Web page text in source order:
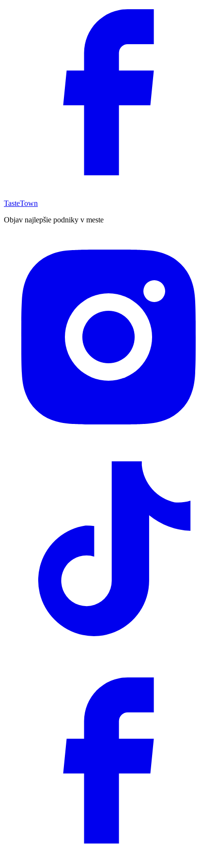
TasteTown
Objav najlepšie podniky v meste